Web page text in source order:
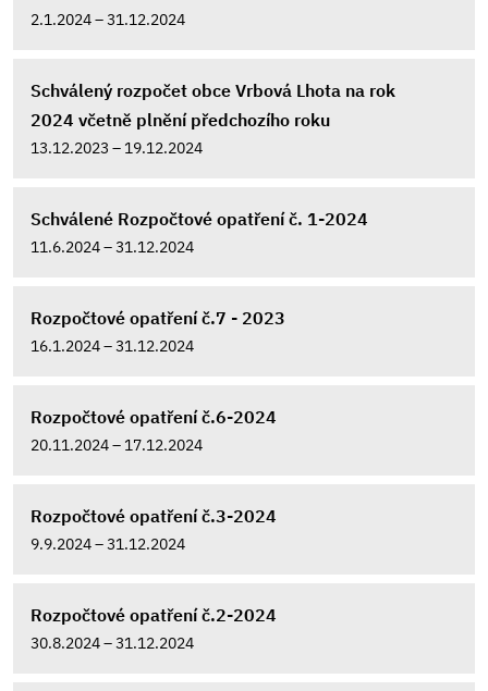
2.1.2024 – 31.12.2024
Schválený rozpočet obce Vrbová Lhota na rok
2024 včetně plnění předchozího roku
13.12.2023 – 19.12.2024
Schválené Rozpočtové opatření č. 1-2024
11.6.2024 – 31.12.2024
Rozpočtové opatření č.7 - 2023
16.1.2024 – 31.12.2024
Rozpočtové opatření č.6-2024
20.11.2024 – 17.12.2024
Rozpočtové opatření č.3-2024
9.9.2024 – 31.12.2024
Rozpočtové opatření č.2-2024
30.8.2024 – 31.12.2024